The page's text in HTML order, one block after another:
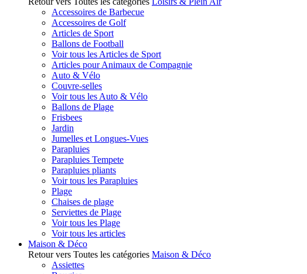
Accessoires de Barbecue
Accessoires de Golf
Articles de Sport
Ballons de Football
Voir tous les Articles de Sport
Articles pour Animaux de Compagnie
Auto & Vélo
Couvre-selles
Voir tous les Auto & Vélo
Ballons de Plage
Frisbees
Jardin
Jumelles et Longues-Vues
Parapluies
Parapluies Tempete
Parapluies pliants
Voir tous les Parapluies
Plage
Chaises de plage
Serviettes de Plage
Voir tous les Plage
Voir tous les articles
Maison & Déco
Retour vers Toutes les catégories Maison & Déco
Assiettes